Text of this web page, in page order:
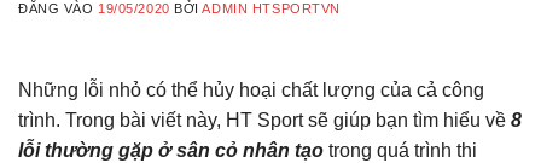
ĐĂNG VÀO 19/05/2020 BỞIADMIN HTSPORTVN
Những lỗi nhỏ có thể hủy hoại chất lượng của cả công
trình. Trong bài viết này, HT Sport sẽ giúp bạn tìm hiểu về 8
lỗi thường gặp ở sân cỏ nhân tạo trong quá trình thi